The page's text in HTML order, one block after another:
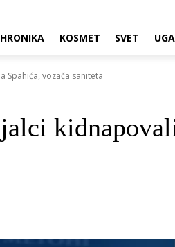
HRONIKA KOSMET SVET
Spahića, vozača saniteta